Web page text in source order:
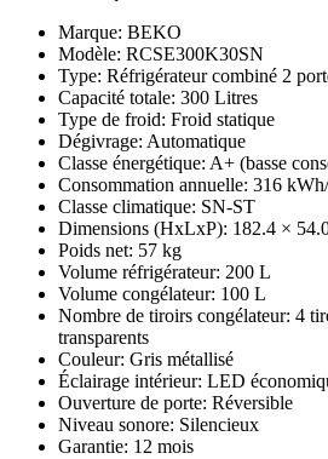
Marque: BEKO
Modèle: RCSE300K30SN
Type: Réfrigérateur combiné 2
Capacité totale: 300 Litres
Type de froid: Froid statique
Dégivrage: Automatique
Classe énergétique: A+ (basse
Consommation annuelle: 316
Classe climatique: SN-ST
Dimensions (HxLxP): 182.4 ×
Poids net: 57 kg
Volume réfrigérateur: 200 L
Volume congélateur: 100 L
Nombre de tiroirs congélateur: 4
transparents
Couleur: Gris métallisé
Éclairage intérieur: LED
Ouverture de porte: Réversible
Niveau sonore: Silencieux
Garantie: 12 mois